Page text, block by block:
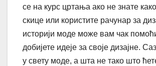
се на курс цртања ако не знате
скице или користите рачунар за
историји моде може вам чак
добијете идеје за своје дизајне.
у свету моде, а шта не тако што